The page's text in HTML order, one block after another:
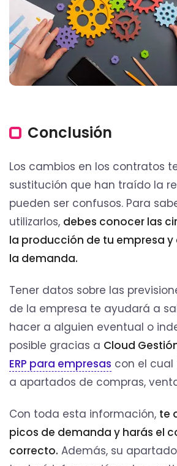
Conclusión
Los cambios en los contratos
sustitución que han traído la
pueden ser confusos. Para
utilizarlos, debes conocer las
la producción de tu empresa
la demanda.
Tener datos sobre las
de la empresa te ayudará a
hacer a alguien eventual o
posible gracias a Cloud
ERP para empresas con el
a apartados de compras,
Con toda esta información, te
picos de demanda y harás el
correcto. Además, su